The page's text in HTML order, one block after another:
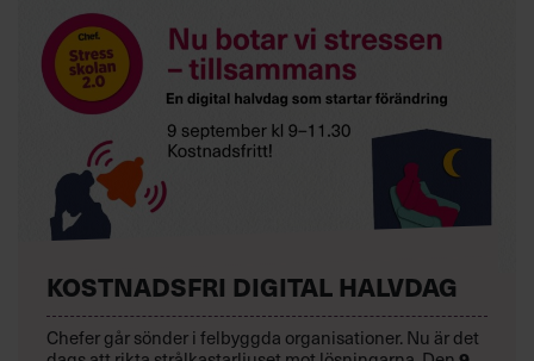
KOSTNADSFRI DIGITAL HALVDAG
Chefer går sönder i felbyggda organisationer. Nu är det